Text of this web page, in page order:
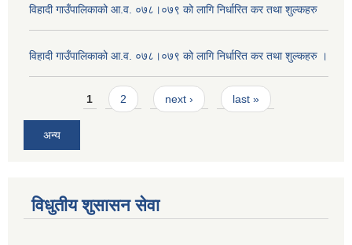
विहादी गाउँपालिकाको आ.व. ०७८।०७९ को लागि निर्धारित कर तथा शुल्कहरु
विहादी गाउँपालिकाको आ.व. ०७८।०७९ को लागि निर्धारित कर तथा शुल्कहरु ।
Pages1 2 next › last »
अन्य
विधुतीय शुसासन सेवा